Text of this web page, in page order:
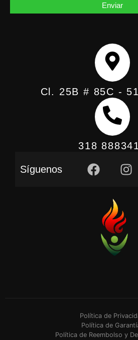
Enviar
Síguenos
318
Cl. 25B # 85C -
Política de
Política de
Política de Reembolso y